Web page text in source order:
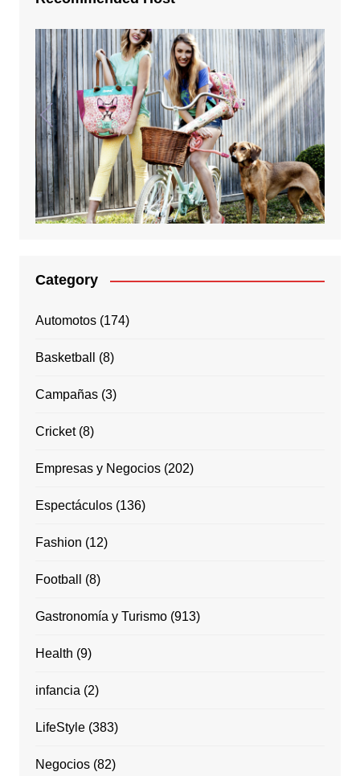
Category
Automotos(174)
Basketball (8)
Campañas(3)
Cricket(8)
Empresas y Negocios(202)
Espectáculos(136)
Fashion (12)
Football (8)
Gastronomía y Turismo(913)
Health (9)
infancia (2)
LifeStyle(383)
Negocios(82)